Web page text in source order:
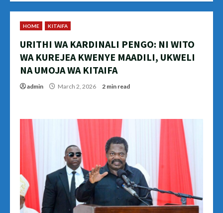
HOME KITAIFA
URITHI WA KARDINALI PENGO: NI WITO
WA KUREJEA KWENYE MAADILI, UKWELI
NA UMOJA WA KITAIFA
admin March 2, 2026 2 min read